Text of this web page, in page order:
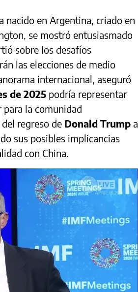
nacido en Argentina, criado en
se mostró entusiasmado
sobre los desafíos
las elecciones de medio
internacional, aseguró
de 2025 podría representar
para la comunidad
regreso de Donald Trump a
sus posibles implicancias
con China.